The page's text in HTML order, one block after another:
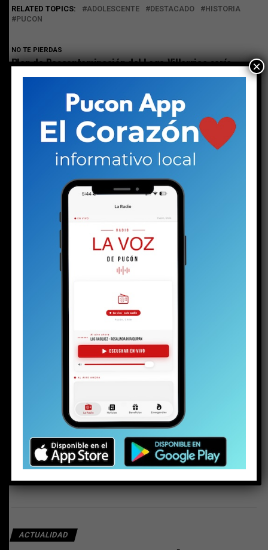
RELATED TOPICS: ADOLESCENTE DESTACADO
HISTORIA
PUCON
NO TE PIERDAS
Plan de Descontaminación del Lago Villarrica sería
publicado la próxima semana o en los próximos diez días
ESTO PODRÍA GUSTARTE
Plan de Descontaminación del Lago Villarrica
sería publicado la próxima semana o en los
próximos diez días
Los detalles inéditos del sumario por Caso
Sobresueldos: ex-Administrador y asesor
financiero del alcalde dicen que las
remuneraciones fueron pactadas con el jefe
comunal
Ministra de Medio Ambiente y toma de razón
del Plan de Descontaminación del Lago
Araucanía y el país”
Los desafíos del Plan de Descontaminación
Mes de las Termas: una buena iniciativa
ACTUALIDAD
×